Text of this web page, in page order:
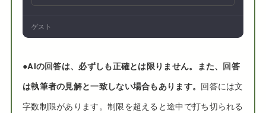
ゲスト
●AIの回答は、必ずしも正確とは限りません。また、回答
は執筆者の見解と一致しない場合もあります。 回答には文
字数制限があります。制限を超えると途中で打ち切られる